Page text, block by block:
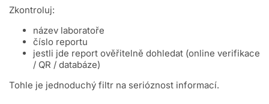
Zkontroluj:
název laboratoře
číslo reportu
jestli jde report ověřitelně dohledat (online verifikace
/ QR / databáze)
Tohle je jednoduchý filtr na serióznost informací.